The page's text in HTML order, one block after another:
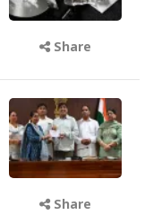
Share
Share